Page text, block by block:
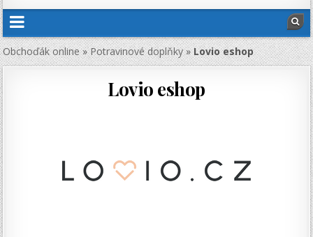
Obchoďák online»Potravinové doplňky»Lovio eshop
Lovio eshop